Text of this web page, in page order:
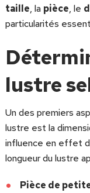
taille, la pièce, le
particularités
lustre
Un des premiers
lustre est la
influence en effet
longueur du lustre
Pièce de